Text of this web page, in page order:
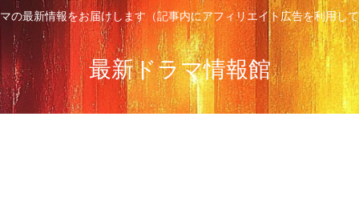
の最新情報をお届けします（記事内にアフィリエイト広告を利用し
最新ドラマ情報館